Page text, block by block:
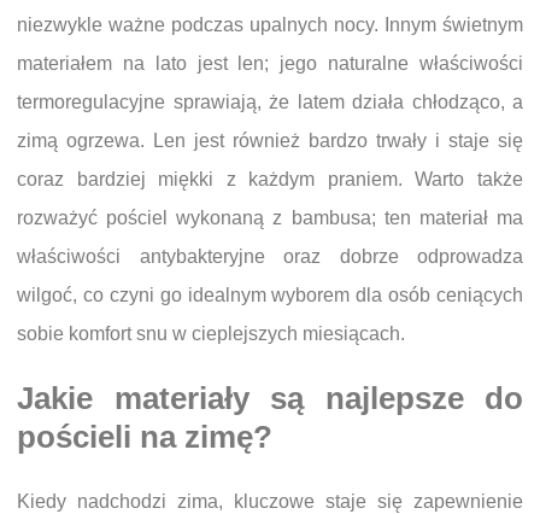
niezwykle ważne podczas upalnych nocy. Innym świetnym
materiałem na lato jest len; jego naturalne właściwości
termoregulacyjne sprawiają, że latem działa chłodząco, a
zimą ogrzewa. Len jest również bardzo trwały i staje się
coraz bardziej miękki z każdym praniem. Warto także
rozważyć pościel wykonaną z bambusa; ten materiał ma
właściwości antybakteryjne oraz dobrze odprowadza
wilgoć, co czyni go idealnym wyborem dla osób ceniących
sobie komfort snu w cieplejszych miesiącach.
Jakie materiały są najlepsze do
pościeli na zimę?
Kiedy nadchodzi zima, kluczowe staje się zapewnienie